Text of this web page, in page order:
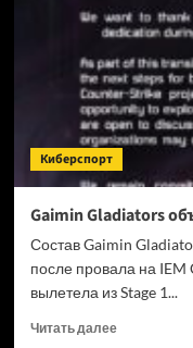
раннем
доступе
Steam
Киберспорт
Gaimin Gladiators
Состав Gaimin
после провала на
вылетела из Stage 1...
Читать далееПрочитать